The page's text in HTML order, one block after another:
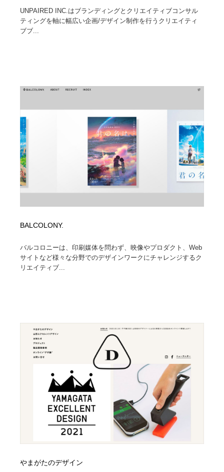
UNPAIRED INC.はブランディングとクリエイティブコンサル
ティングを軸に幅広い企画/デザイン制作を行うクリエイティ
ブブ...
BALCOLONY.
バルコロニーは、印刷媒体を問わず、映像やプロダクト、Web
サイトなど様々な分野でのデザインワークにチャレンジするク
リエイティブ...
やまがたのデザイン